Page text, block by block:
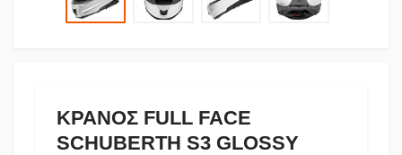
ΚΡΑΝΟΣ FULL FACE
SCHUBERTH S3 GLOSSY